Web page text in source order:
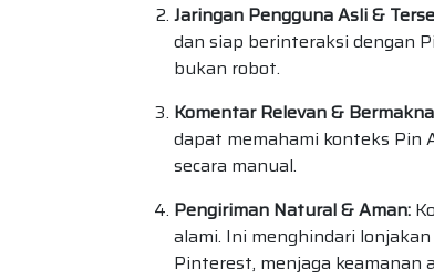
Jaringan Pengguna Asli &
dan siap berinteraksi dengan
bukan robot.
Komentar Relevan &
dapat memahami konteks Pin
secara manual.
Pengiriman Natural & Aman:
alami. Ini menghindari
Pinterest, menjaga keamanan